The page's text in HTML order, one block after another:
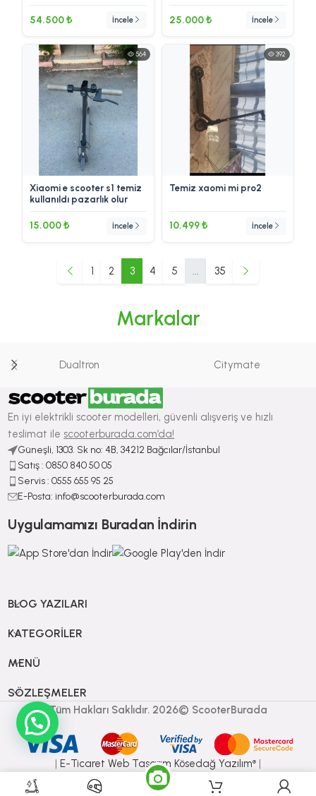
54.500 ₺ İncele 25.000 ₺ İncele
564
Xiaomi e scooter s1 temiz
kullanıldı pazarlık olur
15.000 ₺ İncele
392
Temiz xaomi mi pro2
10.499 ₺ İncele
1 2 3 4 5 ... 35
Markalar
Dualtron Citymate
En iyi elektrikli scooter modelleri, güvenli alışveriş ve hızlı
teslimat ile scooterburada.com’da!
Güneşli, 1303. Sk no: 4B, 34212 Bağcılar/İstanbul
Satış : ⁠0850 840 50 05
Servis : 0555 655 95 25
E-Posta: info@scooterburada.com
Uygulamamızı Buradan İndirin
BLOG YAZILARI
KATEGORILER
MENÜ
SÖZLEŞMELER
Tüm Hakları Saklıdır. 2026© ScooterBurada
E-Ticaret Web Tasarım Kösedağ Yazılım®